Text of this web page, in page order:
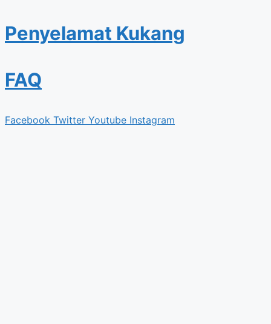
Penyelamat Kukang
FAQ
Facebook Twitter Youtube Instagram